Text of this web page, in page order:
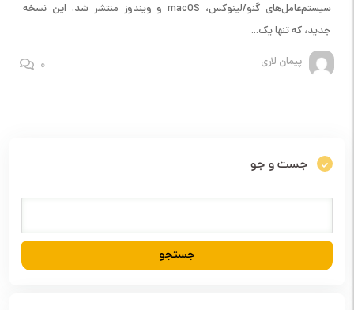
سیستم‌عامل‌های گنو/لینوکس، macOS و ویندوز منتشر شد. این نسخه
جدید، که تنها یک...
پیمان لاری
0
جست و جو